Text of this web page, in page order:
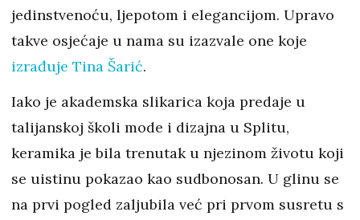
jedinstvenoću, ljepotom i elegancijom. Upravo
takve osjećaje u nama su izazvale one koje
izrađuje Tina Šarić.
Iako je akademska slikarica koja predaje u
talijanskoj školi mode i dizajna u Splitu,
keramika je bila trenutak u njezinom životu koji
se uistinu pokazao kao sudbonosan. U glinu se
na prvi pogled zaljubila već pri prvom susretu s